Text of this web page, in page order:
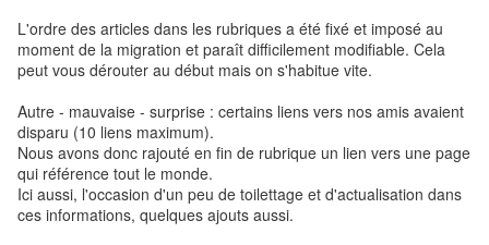
L'ordre des articles dans les rubriques a été fixé et imposé au
moment de la migration et paraît difficilement modifiable. Cela
peut vous dérouter au début mais on s'habitue vite.
Autre - mauvaise - surprise : certains liens vers nos amis avaient
disparu (10 liens maximum).
Nous avons donc rajouté en fin de rubrique un lien vers une page
qui référence tout le monde.
Ici aussi, l'occasion d'un peu de toilettage et d'actualisation dans
ces informations, quelques ajouts aussi.